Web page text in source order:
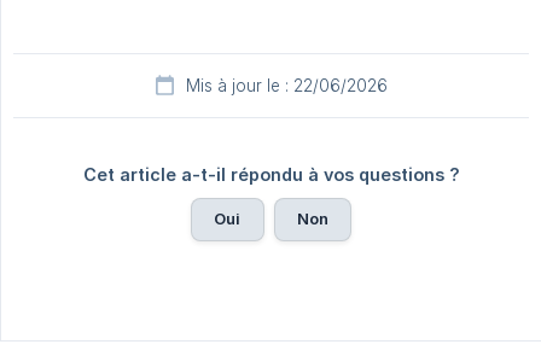
Mis à jour le : 22/06/2026
Cet article a-t-il répondu à vos questions ?
Oui Non